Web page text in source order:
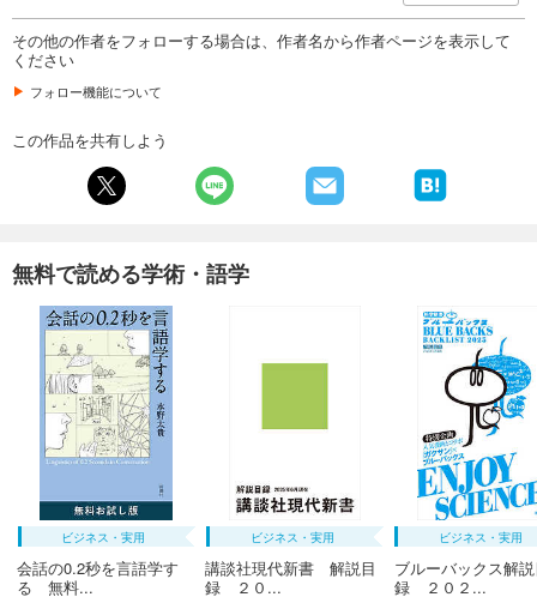
その他の作者をフォローする場合は、作者名から作者ページを表示して
ください
フォロー機能について
この作品を共有しよう
無料で読める学術・語学
ビジネス・実用
会話の0.2秒を言語学す
る 無料...
ビジネス・実用
講談社現代新書 解説目
録 ２０...
ビジネス・実用
ブルーバックス解
録 ２０２...